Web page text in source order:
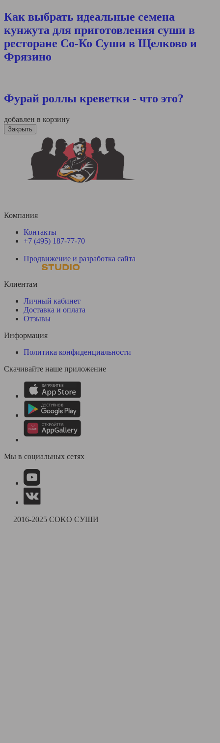
Как выбрать идеальные семена
кунжута для приготовления суши в
ресторане Со-Ко Суши в Щелково и
Фрязино
Фурай роллы креветки - что это?
добавлен в корзину
Закрыть
Компания
Контакты
+7 (495) 187-77-70
Продвижение и разработка сайта
Клиентам
Личный кабинет
Доставка и оплата
Отзывы
Информация
Политика конфиденциальности
Скачивайте наше приложение
Мы в социальных сетях
2016-2025 COKO СУШИ